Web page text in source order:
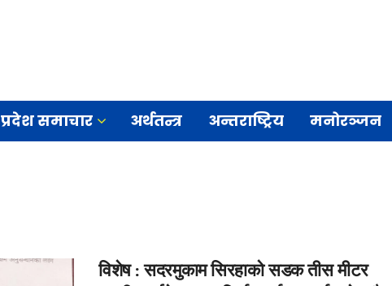
प्रदेश समाचार अर्थतन्त्र अन्तराष्ट्रिय मनोरञ्जन
विशेष : सदरमुकाम सिरहाको सडक तीस मीटर